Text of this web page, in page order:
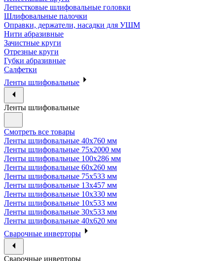
Лепестковые шлифовальные головки
Шлифовальные палочки
Оправки, держатели, насадки для УШМ
Нити абразивные
Зачистные круги
Отрезные круги
Губки абразивные
Салфетки
Ленты шлифовальные
Ленты шлифовальные
Смотреть все товары
Ленты шлифовальные 40х760 мм
Ленты шлифовальные 75х2000 мм
Ленты шлифовальные 100х286 мм
Ленты шлифовальные 60х260 мм
Ленты шлифовальные 75х533 мм
Ленты шлифовальные 13х457 мм
Ленты шлифовальные 10х330 мм
Ленты шлифовальные 10х533 мм
Ленты шлифовальные 30х533 мм
Ленты шлифовальные 40х620 мм
Сварочные инверторы
Сварочные инверторы